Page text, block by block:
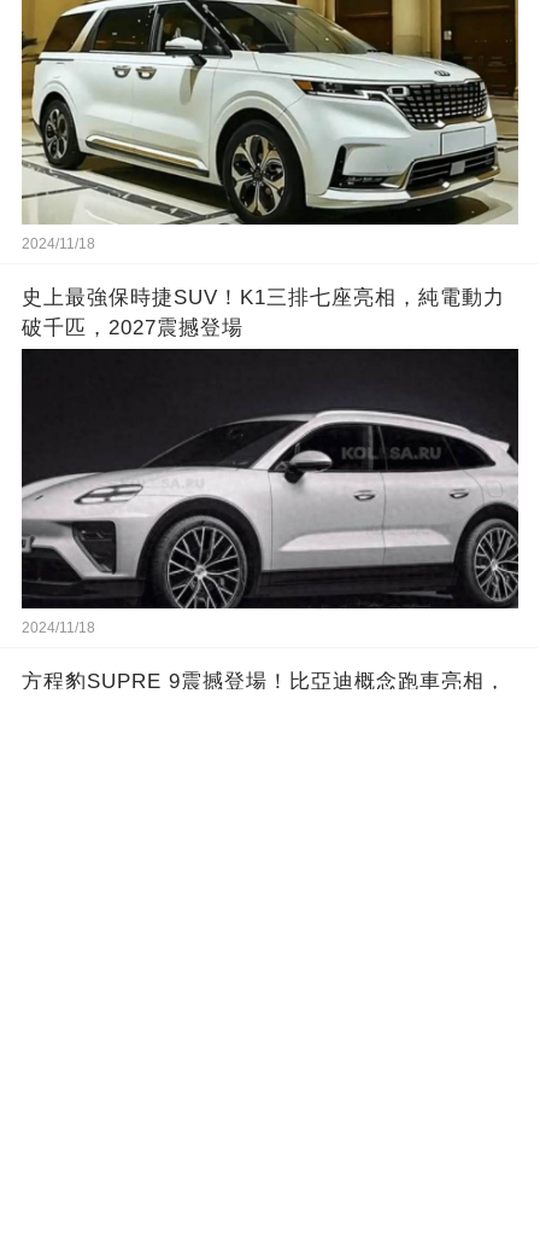
2024/11/18
史上最強保時捷SUV！K1三排七座亮相，純電動力
破千匹，2027震撼登場
2024/11/18
方程豹SUPRE 9震撼登場！比亞迪概念跑車亮相，